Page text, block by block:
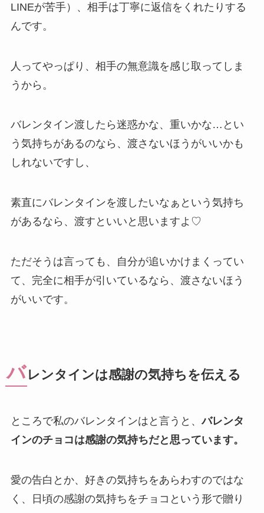
LINEが苦手）、相手は丁寧に返信をくれたりする
んです。
人ってやっぱり、相手の無意識を感じ取ってしま
うから。
バレンタイン渡したら迷惑かな、重いかな…とい
う気持ちがあるのなら、渡さないほうがいいかも
しれないですし、
素直にバレンタインを渡したいなぁという気持ち
があるなら、渡すといいと思いますよ♡
ただそうは言っても、自分が追いかけまくってい
て、完全に相手が引いているなら、渡さないほう
がいいです。
バ レンタインは感謝の気持ちを伝える
ところで私のバレンタインはと言うと、バレンタ
インのチョコは感謝の気持ちだと思っています。
愛の告白とか、好きの気持ちをあらわすのではな
く、日頃の感謝の気持ちをチョコという形で贈り